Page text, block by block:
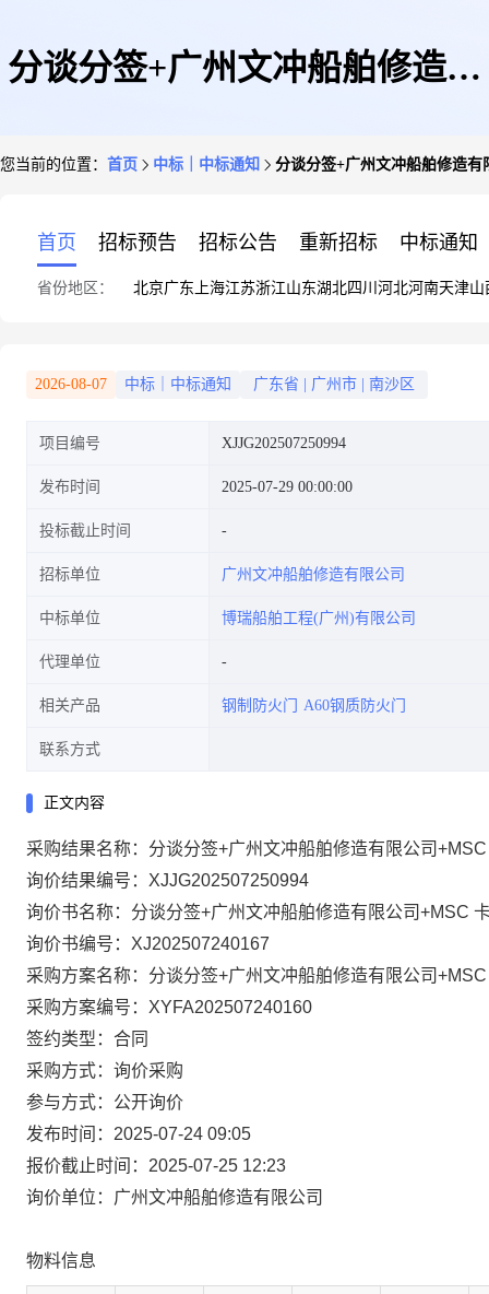
分谈分签+广州文冲船舶修造有
结果
您当前的位置： 首页 中标｜中标通知 分谈分签+广州文冲船舶修造
首页 招标预告 招标公告 重新招标 中标通知
省份地区： 北京广东 上海江苏浙江山东湖北四川 河北河南天津山
2026-08-07 中标｜中标通知 广东省 广州市 南沙区
项目编号 XJJG202507250994
发布时间 2025-07-29 00:00:00
投标截止时间
招标单位 广州文冲船舶修造有限公司
中标单位 博瑞船舶工程(广州)有限公司
代理单位
相关产品 钢制防火门 A60钢质防火门
联系方式
正文内容
采购结果名称：分谈分签+广州文冲船舶修造有限公司
询价结果编号：XJJG202507250994
询价书名称：分谈分签+广州文冲船舶修造有限公司+MSC
询价书编号：XJ202507240167
采购方案名称：分谈分签+广州文冲船舶修造有限公司
采购方案编号：XYFA202507240160
签约类型：合同
采购方式：询价采购
参与方式：公开询价
发布时间：2025-07-24 09:05
报价截止时间：2025-07-25 12:23
询价单位：广州文冲船舶修造有限公司
物料信息